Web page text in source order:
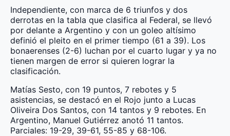
Independiente, con marca de 6 triunfos y dos
derrotas en la tabla que clasifica al Federal, se llevó
por delante a Argentino y con un goleo altísimo
definió el pleito en el primer tiempo (61 a 39). Los
bonaerenses (2-6) luchan por el cuarto lugar y ya no
tienen margen de error si quieren lograr la
clasificación.
Matías Sesto, con 19 puntos, 7 rebotes y 5
asistencias, se destacó en el Rojo junto a Lucas
Oliveira Dos Santos, con 14 tantos y 9 rebotes. En
Argentino, Manuel Gutiérrez anotó 11 tantos.
Parciales: 19-29, 39-61, 55-85 y 68-106.